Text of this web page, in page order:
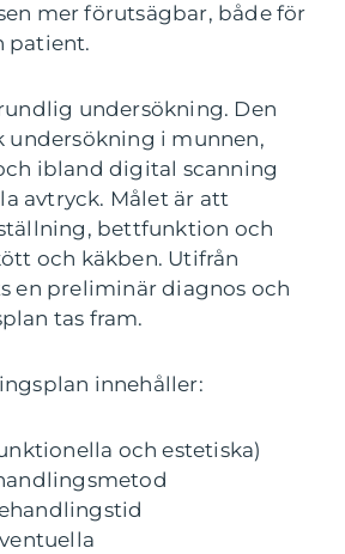
mer förutsägbar, både för
patient.
undersökning. Den
i munnen,
ibland digital scanning
avtryck. Målet är att
bettfunktion och
och käkben. Utifrån
en preliminär diagnos och
tas fram.
innehåller:
och estetiska)